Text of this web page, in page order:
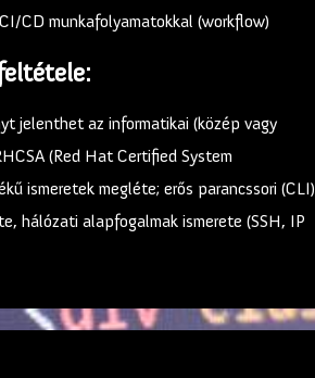
CD munkafolyamatokkal (workflow)
jelenthet az informatikai (közép vagy
(Red Hat Certified System
ismeretek megléte; erős parancssori (CLI)
hálózati alapfogalmak ismerete (SSH, IP